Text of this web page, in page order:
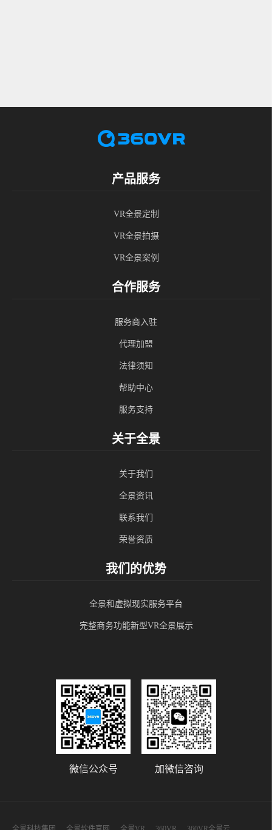
产品服务
VR全景定制
VR全景拍摄
VR全景案例
合作服务
服务商入驻
代理加盟
法律须知
帮助中心
服务支持
关于全景
关于我们
全景资讯
联系我们
荣誉资质
我们的优势
全景和虚拟现实服务平台
完整商务功能新型VR全景展示
微信公众号 加微信咨询